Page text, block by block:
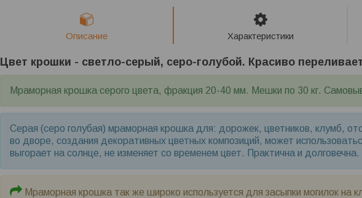
Описание Характеристики
Цвет крошки - светло-серый, серо-голубой. Красиво
Мраморная крошка серого цвета, фракция 20-40 мм. Мешки по 30 кг.
Серая (серо голубая) мраморная крошка для: дорожек, цветников, клумб,
во дворе, создания декоративных цветных композиций, может
выгорает на солнце, не изменяет со временем цвет. Практична и долговечна.
Мраморная крошка так же широко используется для засыпки могилок на